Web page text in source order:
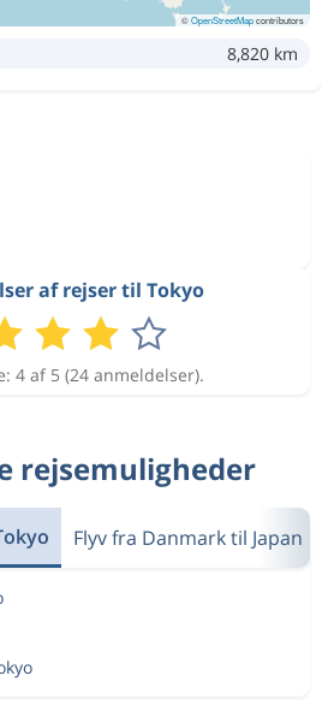
©OpenStreetMapcontributors
8,820 km
af rejser til Tokyo
4 af 5 (24 anmeldelser).
rejsemuligheder
Flyv fra Danmark til Japan